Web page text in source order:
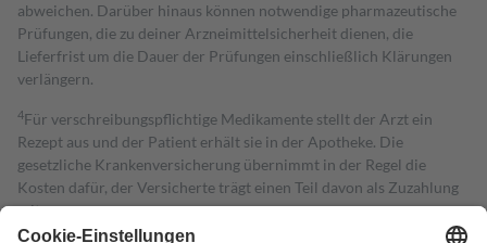
abweichen. Darüber hinaus können notwendige pharmazeutische
Prüfungen, die zu deiner Arzneimittelsicherheit dienen, die
Lieferfrist um die Dauer der Prüfungen einschließlich Klärungen
verlängern.
4Für verschreibungspflichtige Medikamente stellt der Arzt ein
Rezept aus und der Patient erhält sie in der Apotheke. Die
gesetzliche Krankenversicherung übernimmt in der Regel die
Kosten dafür, der Versicherte trägt einen Teil davon als Zuzahlung
mit.
Grundsätzlich leisten Mitglieder Zuzahlungen in Höhe von zehn